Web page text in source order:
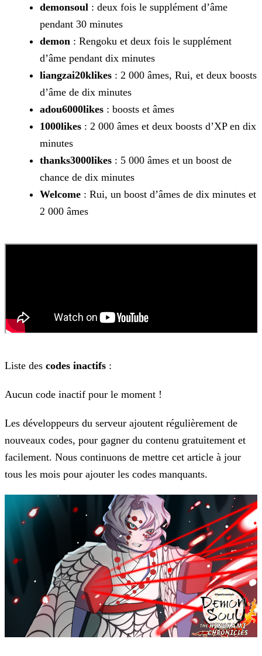
demonsoul : deux fois le supplément d’âme
pendant 30 minutes
demon : Rengoku et deux fois le supplément
d’âme pendant dix minutes
liangzai20klikes : 2 000 âmes, Rui, et deux boosts
d’âme de dix minutes
adou6000likes : boosts et âmes
1000likes : 2 000 âmes et deux boosts d’XP en dix
minutes
thanks3000likes : 5 000 âmes et un boost de
chance de dix minutes
Welcome : Rui, un boost d’âmes de dix minutes et
2 000 âmes
Liste des codes inactifs :
Aucun code inactif pour le moment !
Les développeurs du serveur ajoutent régulièrement de
nouveaux codes, pour gagner du contenu gratuitement et
facilement. Nous continuons de mettre cet article à jour
tous les mois pour ajouter les codes manquants.